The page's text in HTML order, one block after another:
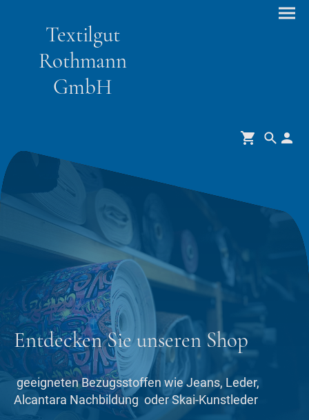
Textilgut
Rothmann
GmbH
Entdecken Sie unseren Shop
geeigneten Bezugsstoffen wie Jeans, Leder,
Alcantara Nachbildung oder Skai-Kunstleder